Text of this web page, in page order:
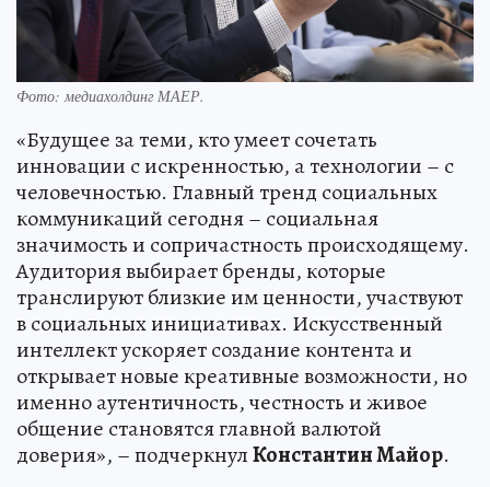
Фото: медиахолдинг МАЕР.
«Будущее за теми, кто умеет сочетать
инновации с искренностью, а технологии – с
человечностью. Главный тренд социальных
коммуникаций сегодня – социальная
значимость и сопричастность происходящему.
Аудитория выбирает бренды, которые
транслируют близкие им ценности, участвуют
в социальных инициативах. Искусственный
интеллект ускоряет создание контента и
открывает новые креативные возможности, но
именно аутентичность, честность и живое
общение становятся главной валютой
доверия», – подчеркнулКонстантин Майор.